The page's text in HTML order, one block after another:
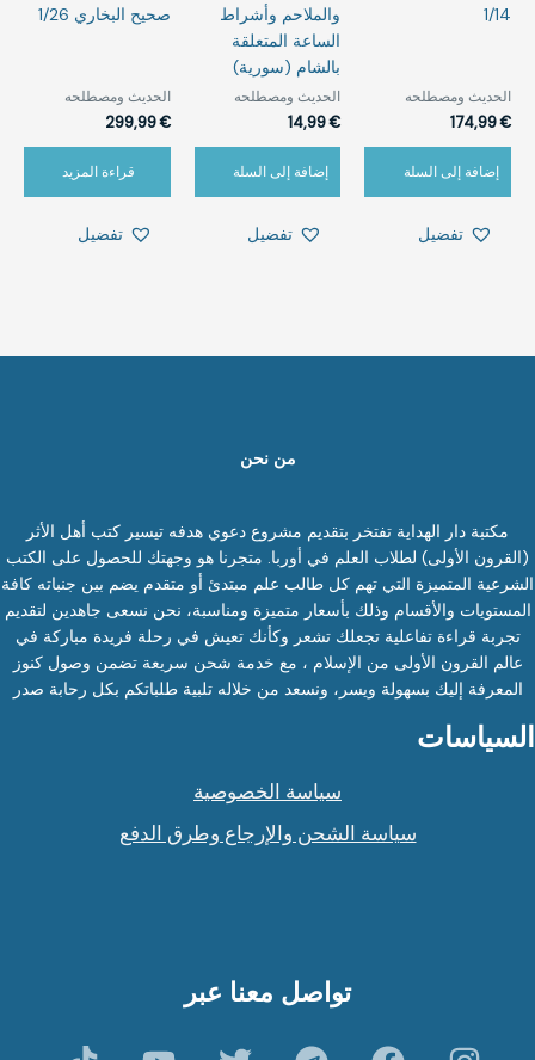
1/14
الحديث ومصطلحه‎⁨
174,99€
إضافة إلى السلة
تفضيل
والملاحم وأشراط
الساعة المتعلقة
بالشام (سورية)
الحديث ومصطلحه‎⁨
14,99€
إضافة إلى السلة
تفضيل
صحيح البخاري 1/26
الحديث ومصطلحه‎⁨
299,99€
قراءة المزيد
تفضيل
من نحن
مكتبة دار الهداية تفتخر بتقديم مشروع دعوي هدفه تيسير كتب أهل الأثر
(القرون الأولى) لطلاب العلم في أوربا. متجرنا هو وجهتك للحصول على الكتب
الشرعية المتميزة التي تهم كل طالب علم مبتدئ أو متقدم يضم بين جنباته كافة
المستويات والأقسام وذلك بأسعار متميزة ومناسبة، نحن نسعى جاهدين لتقديم
تجربة قراءة تفاعلية تجعلك تشعر وكأنك تعيش في رحلة فريدة مباركة في
عالم القرون الأولى من الإسلام ، مع خدمة شحن سريعة تضمن وصول كنوز
المعرفة إليك بسهولة ويسر، ونسعد من خلاله تلبية طلباتكم بكل رحابة صدر
السياسات
سياسة الخصوصية
سياسة الشحن والإرجاع وطرق الدفع
تواصل معنا عبر